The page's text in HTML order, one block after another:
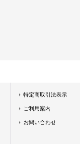
特定商取引法表示
ご利用案内
お問い合わせ